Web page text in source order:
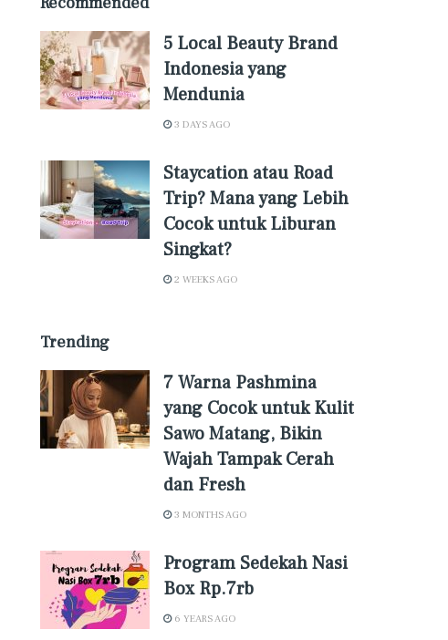
5 Local Beauty Brand
Indonesia yang
Mendunia
3 DAYS AGO
Staycation atau Road
Trip? Mana yang Lebih
Cocok untuk Liburan
Singkat?
2 WEEKS AGO
Trending
7 Warna Pashmina
yang Cocok untuk Kulit
Sawo Matang, Bikin
Wajah Tampak Cerah
dan Fresh
3 MONTHS AGO
Program Sedekah Nasi
Box Rp.7rb
6 YEARS AGO